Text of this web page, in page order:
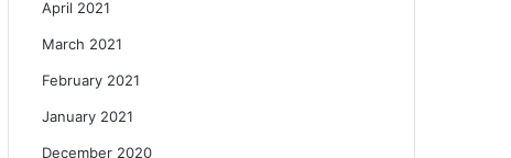
April 2021
March 2021
February 2021
January 2021
December 2020